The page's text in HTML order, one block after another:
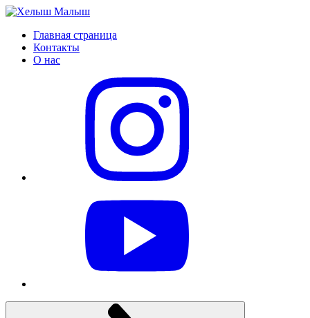
Главная страница
Контакты
О нас